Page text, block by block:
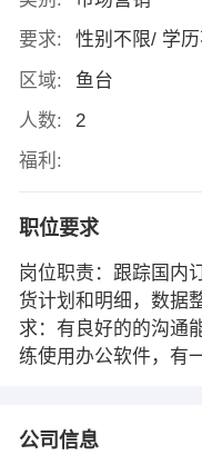
要求:
性别不限/ 学
区域:
鱼台
人数:
2
福利:
职位要求
岗位职责：跟踪国内
货计划和明细，数据
求：有良好的的沟通
练使用办公软件，有
公司信息